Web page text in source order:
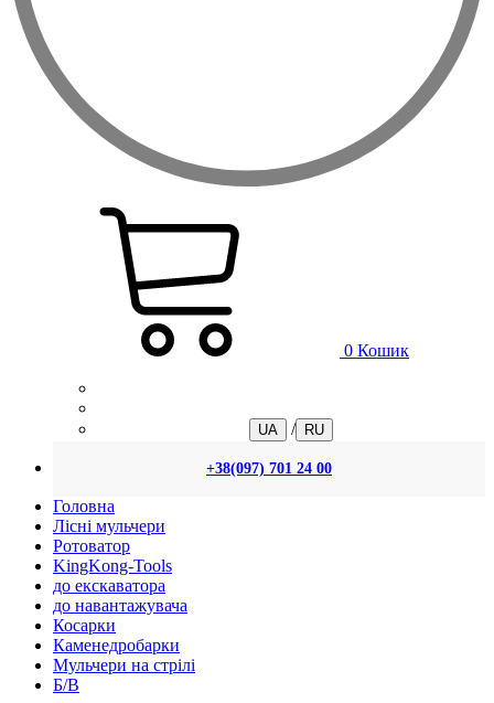
0 Кошик
UA / RU
+38(097) 701 24 00
Головна
Лісні мульчери
Ротоватор
KingKong-Tools
до екскаватора
до навантажувача
Косарки
Каменедробарки
Мульчери на стрілі
Б/В